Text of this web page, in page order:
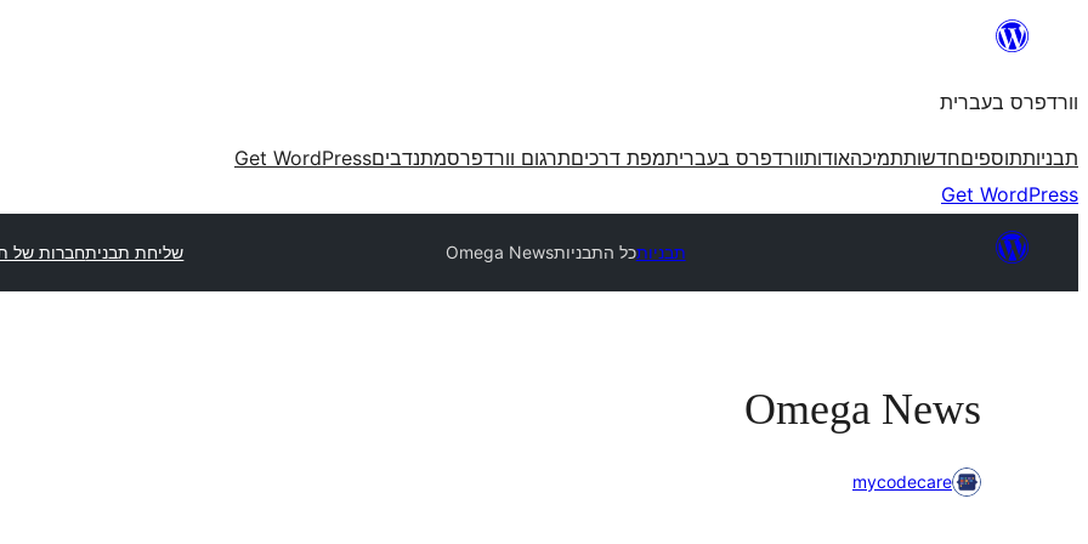
וורדפרס בעברית
תבניותתוספיםחדשותתמיכהאודותוורדפרס בעבריתמפת דרכיםתרגום וורדפרסמתנדביםGet WordPress
Get WordPress
תבניותכל התבניותOmega News שליחת תבניתחברות של
Omega News
mycodecare